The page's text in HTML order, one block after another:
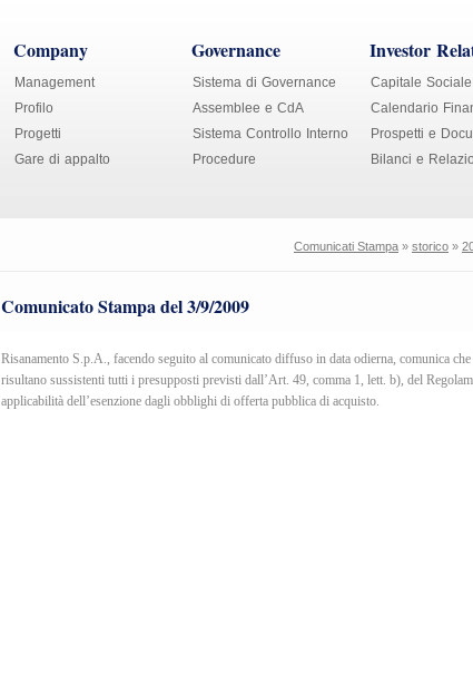
Company
Management
Profilo
Progetti
Gare di appalto
Governance
Sistema di Governance
Assemblee e CdA
Sistema Controllo Interno
Procedure
Investor
Capitale
Calendario
Prospetti e
Bilanci e
Comunicati Stampa » storico »
Comunicato Stampa del 3/9/2009
Risanamento S.p.A., facendo seguito al comunicato diffuso in data odierna, comunica
risultano sussistenti tutti i presupposti previsti dall’Art. 49, comma 1, lett. b), del
applicabilità dell’esenzione dagli obblighi di offerta pubblica di acquisto.